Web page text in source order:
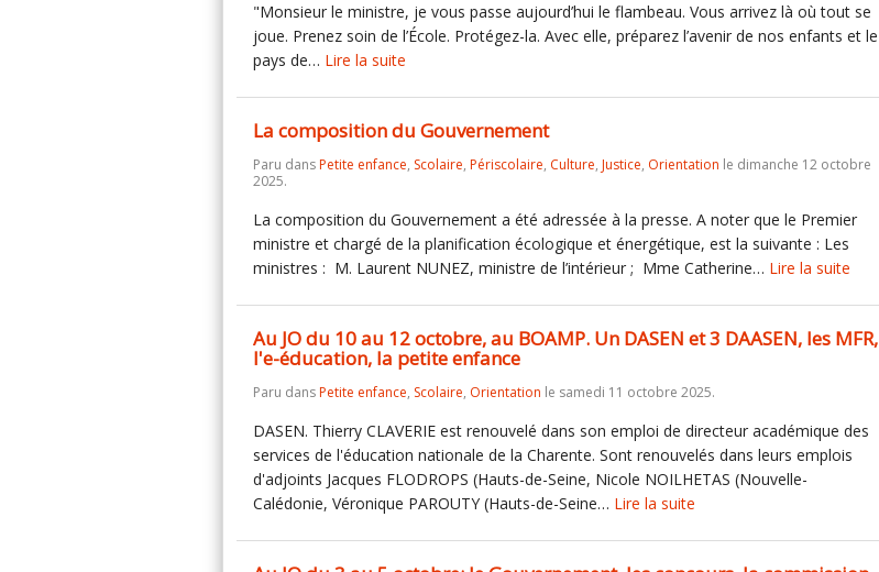
"Monsieur le ministre, je vous passe aujourd’hui le flambeau. Vous arrivez là où tout se
joue. Prenez soin de l’École. Protégez-la. Avec elle, préparez l’avenir de nos enfants et le
pays de… Lire la suite
La composition du Gouvernement
Paru dansPetite enfance, Scolaire, Périscolaire, Culture, Justice, Orientation le dimanche 12 octobre
2025.
La composition du Gouvernement a été adressée à la presse. A noter que le Premier
ministre et chargé de la planification écologique et énergétique, est la suivante : Les
ministres : M. Laurent NUNEZ, ministre de l’intérieur ; Mme Catherine… Lire la suite
Au JO du 10 au 12 octobre, au BOAMP. Un DASEN et 3 DAASEN, les MFR,
l'e-éducation, la petite enfance
Paru dansPetite enfance, Scolaire, Orientation le samedi 11 octobre 2025.
DASEN. Thierry CLAVERIE est renouvelé dans son emploi de directeur académique des
services de l'éducation nationale de la Charente. Sont renouvelés dans leurs emplois
d'adjoints Jacques FLODROPS (Hauts-de-Seine, Nicole NOILHETAS (Nouvelle-
Calédonie, Véronique PAROUTY (Hauts-de-Seine… Lire la suite